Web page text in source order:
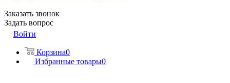
Заказать звонок
Задать вопрос
Войти
Корзина0
Избранные товары0